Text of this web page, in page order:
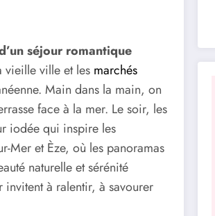
séjour romantique
vieille ville et les marchés
Main dans la main, on
face à la mer. Le soir, les
iodée qui inspire les
Mer et Èze, où les panoramas
naturelle et sérénité
invitent à ralentir, à savourer